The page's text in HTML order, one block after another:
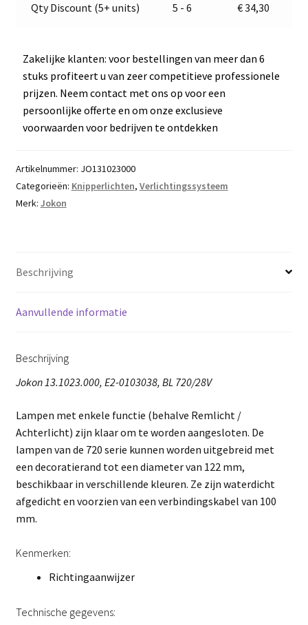
Qty Discount (5+ units) 5 - 6 €34,30
Zakelijke klanten: voor bestellingen van meer dan 6
stuks profiteert u van zeer competitieve professionele
prijzen. Neem contact met ons op voor een
persoonlijke offerte en om onze exclusieve
voorwaarden voor bedrijven te ontdekken
Artikelnummer: JO131023000
Categorieën: Knipperlichten, Verlichtingssysteem
Merk: Jokon
Beschrijving
Aanvullende informatie
Beschrijving
Jokon 13.1023.000, E2-0103038, BL 720/28V
Lampen met enkele functie (behalve Remlicht /
Achterlicht) zijn klaar om te worden aangesloten. De
lampen van de 720 serie kunnen worden uitgebreid met
een decoratierand tot een diameter van 122 mm,
beschikbaar in verschillende kleuren. Ze zijn waterdicht
afgedicht en voorzien van een verbindingskabel van 100
mm.
Kenmerken:
Richtingaanwijzer
Technische gegevens: